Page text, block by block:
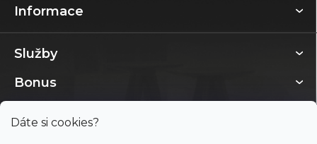
Dáte si cookies?
Informace
Služby
Bonus